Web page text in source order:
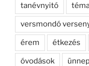
tanévnyitó
versmondó
érem étkezés
óvodások